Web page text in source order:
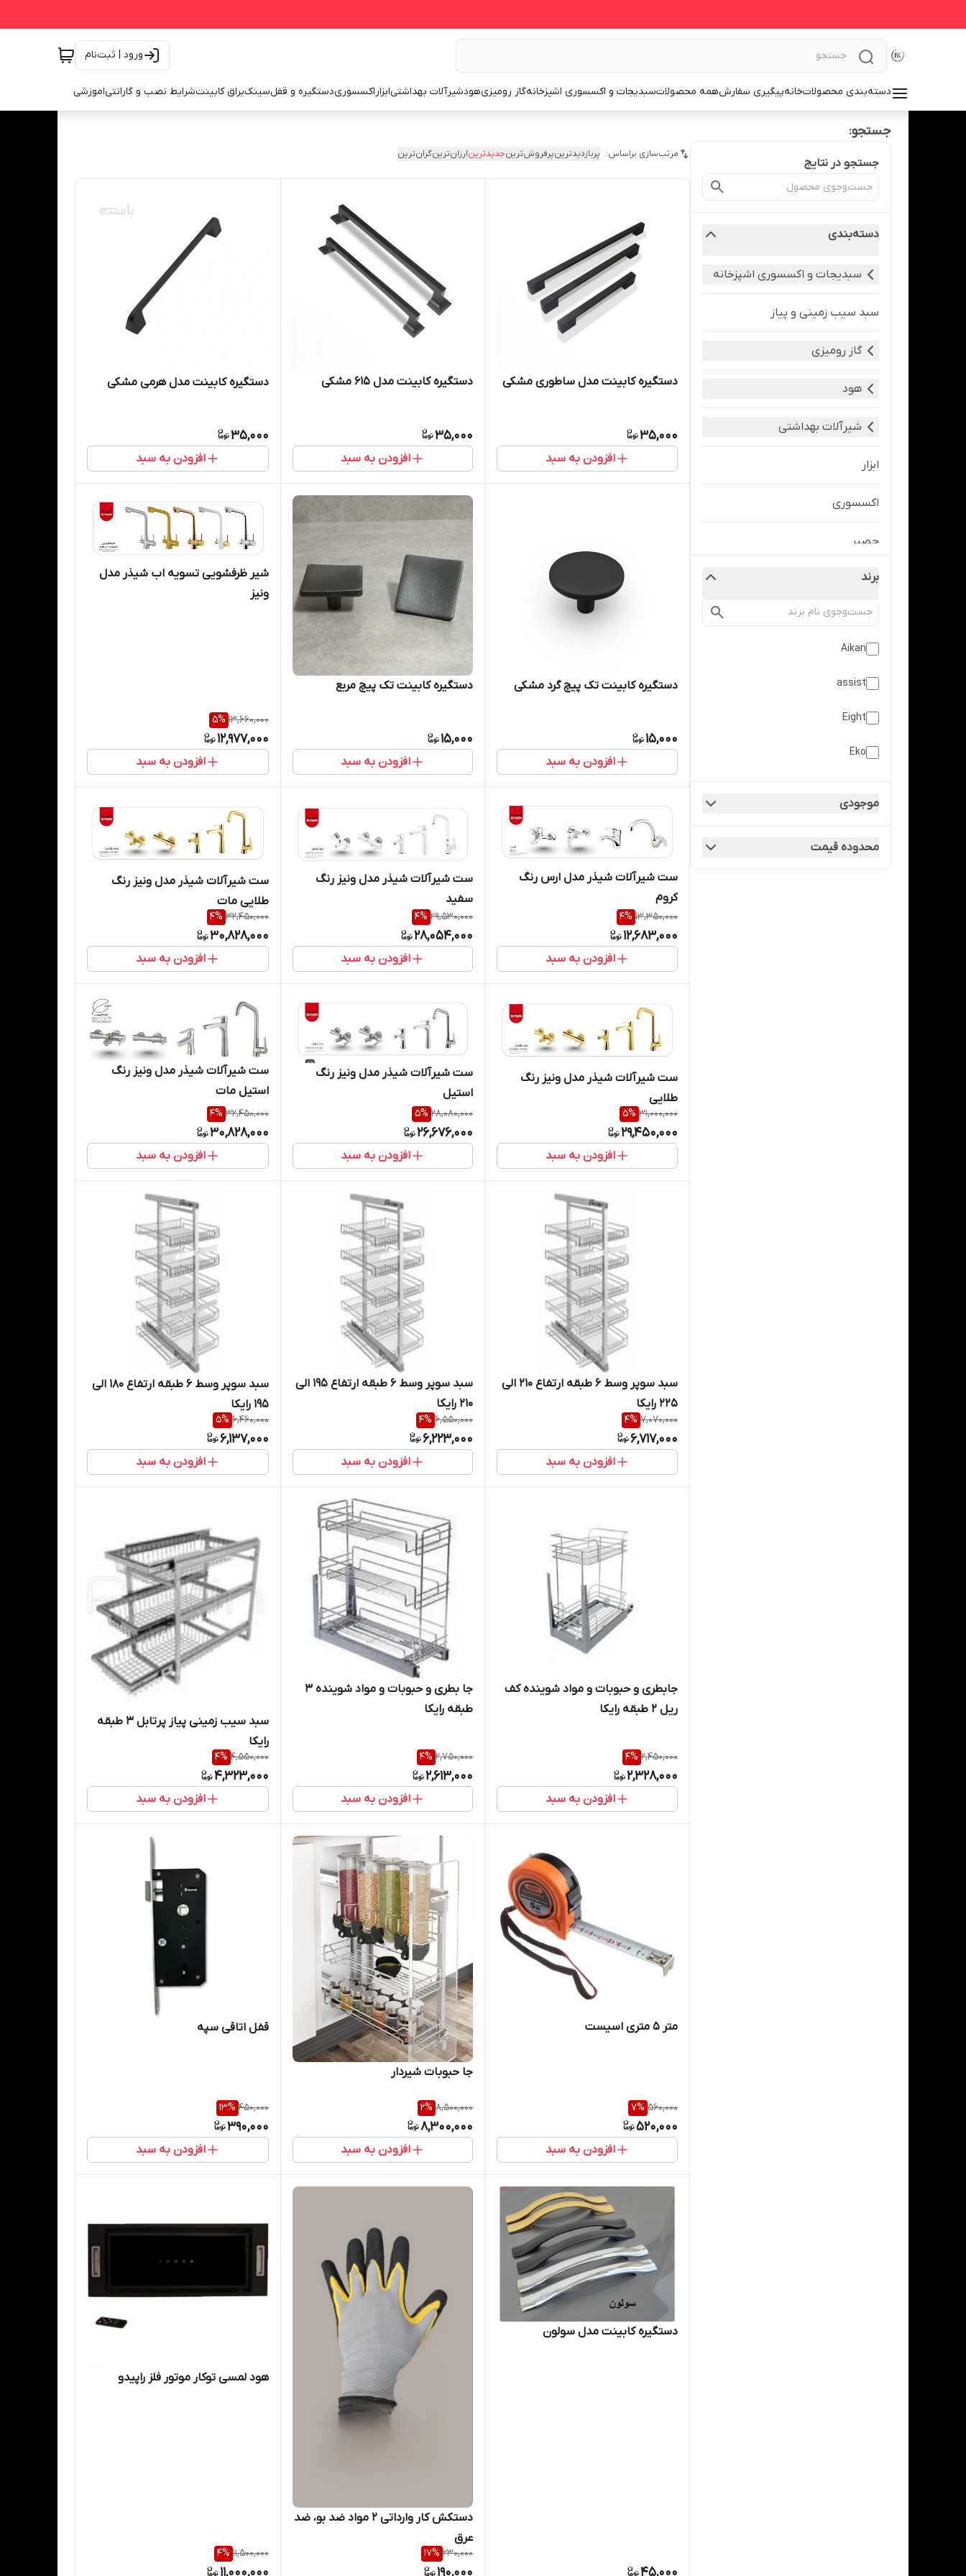
ورود | ثبت‌نام
دسته‌بندی محصولاتخانهپیگیری سفارشهمه محصولاتسبدیجات و اکسسوری اشپزخانهگاز رومیزیهودشیرآلات بهداشتیابزاراکسسوریدستگیره و قفلسینکیراق کابینتشرایط نصب و گارانتیاموزشی
جستجو:
جستجو در نتایج
دسته‌بندی
سبدیجات و اکسسوری اشپزخانه
سبد سیب زمینی و پیاز
گاز رومیزی
هود
شیرآلات بهداشتی
ابزار
اکسسوری
حصیر
سینک
یراق کابینت
برند
Aikan
assist
Eight
Eko
platin
موجودی
محدوده قیمت
مرتب‌سازی براساس: پربازدیدترینپرفروش‌ترینجدیدترینارزان‌ترینگران‌ترین
دستگیره کابینت مدل ساطوری مشکی
35,000
افزودن به سبد
دستگیره کابینت مدل 615 مشکی
35,000
افزودن به سبد
دستگیره کابینت مدل هرمی مشکی
35,000
افزودن به سبد
دستگیره کابینت تک پیچ گرد مشکی
15,000
افزودن به سبد
دستگیره کابینت تک پیچ مربع
15,000
افزودن به سبد
شیر ظرفشویی تسویه اب شیذر مدل
ونیز
13,660,000
5%
12,977,000
افزودن به سبد
ست شیرآلات شیذر مدل ارس رنگ
کروم
13,350,000
4%
12,683,000
افزودن به سبد
ست شیرآلات شیذر مدل ونیز رنگ
سفید
29,530,000
4%
28,054,000
افزودن به سبد
ست شیرآلات شیذر مدل ونیز رنگ
طلایی مات
32,450,000
4%
30,828,000
افزودن به سبد
ست شیرآلات شیذر مدل ونیز رنگ
طلایی
31,000,000
5%
29,450,000
افزودن به سبد
ست شیرآلات شیذر مدل ونیز رنگ
استیل
28,080,000
5%
26,676,000
افزودن به سبد
ست شیرآلات شیذر مدل ونیز رنگ
استیل مات
32,450,000
4%
30,828,000
افزودن به سبد
سبد سوپر وسط 6 طبقه ارتفاع 210 الی
225 رایکا
7,070,000
4%
6,717,000
افزودن به سبد
سبد سوپر وسط 6 طبقه ارتفاع 195 الی
210 رایکا
6,550,000
4%
6,223,000
افزودن به سبد
سبد سوپر وسط 6 طبقه ارتفاع 180 الی
195 رایکا
6,460,000
5%
6,137,000
افزودن به سبد
جابطری و حبوبات و مواد شوینده کف
ریل 2 طبقه رایکا
2,450,000
4%
2,328,000
افزودن به سبد
جا بطری و حبوبات و مواد شوینده 3
طبقه رایکا
2,750,000
4%
2,613,000
افزودن به سبد
سبد سیب زمینی پیاز پرتابل 3 طبقه
رایکا
4,550,000
4%
4,323,000
افزودن به سبد
متر 5 متری اسیست
560,000
7%
520,000
افزودن به سبد
جا حبوبات شیردار
8,500,000
2%
8,300,000
افزودن به سبد
قفل اتاقی سپه
450,000
13%
390,000
افزودن به سبد
دستگیره کابینت مدل سولون
دستکش کار وارداتی 2 مواد ضد بو، ضد
عرق
230,000
17%
هود لمسی توکار موتور فلز راپیدو
11,500,000
4%